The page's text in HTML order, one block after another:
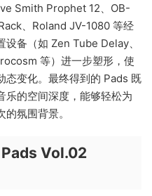
Smith Prophet 12、OB-
、Roland JV-1080 等经
备（如 Zen Tube Delay、
等）进一步塑形，使
态变化。最终得到的 Pads 既
乐的空间深度，能够轻松为
氛围背景。
Vol.02